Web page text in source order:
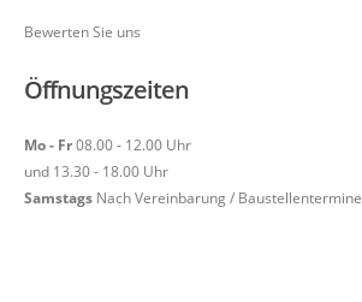
Bewerten Sie uns
Öffnungszeiten
Mo - Fr08.00 - 12.00 Uhr
und 13.30 - 18.00 Uhr
Samstags Nach Vereinbarung / Baustellentermine